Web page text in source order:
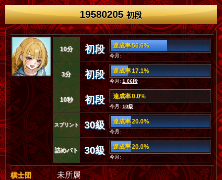
19580205初段
10分 初段 達成率 56.6%
今月:
3分 初段 達成率 17.1%
今月:1.06段
10秒 初段 達成率 0.0%
今月: 10級
スプリント 30級 達成率 20.0%
今月:
詰めバト 30級 達成率 20.0%
今月:
棋士団 未所属